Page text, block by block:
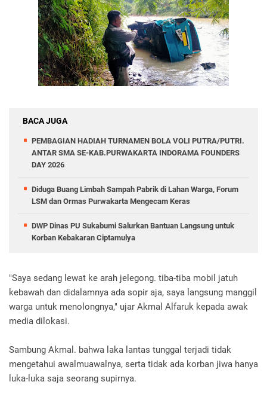
BACA JUGA
PEMBAGIAN HADIAH TURNAMEN BOLA VOLI PUTRA/PUTRI.
ANTAR SMA SE-KAB.PURWAKARTA INDORAMA FOUNDERS
DAY 2026
Diduga Buang Limbah Sampah Pabrik di Lahan Warga, Forum
LSM dan Ormas Purwakarta Mengecam Keras
DWP Dinas PU Sukabumi Salurkan Bantuan Langsung untuk
Korban Kebakaran Ciptamulya
"Saya sedang lewat ke arah jelegong. tiba-tiba mobil jatuh
kebawah dan didalamnya ada sopir aja, saya langsung manggil
warga untuk menolongnya," ujar Akmal Alfaruk kepada awak
media dilokasi.
Sambung Akmal. bahwa laka lantas tunggal terjadi tidak
mengetahui awalmuawalnya, serta tidak ada korban jiwa hanya
luka-luka saja seorang supirnya.